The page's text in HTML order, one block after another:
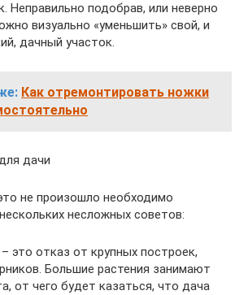
Неправильно подобрав, или неверно
визуально «уменьшить» свой, и
дачный участок.
Как отремонтировать ножки
дачи
не произошло необходимо
несложных советов:
это отказ от крупных построек,
Большие растения занимают
от чего будет казаться, что дача